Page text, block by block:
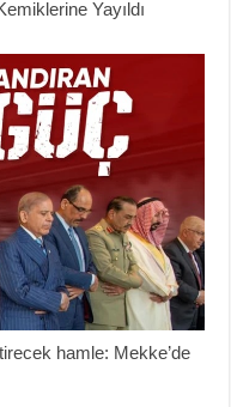
Yayıldı
hamle: Mekke’de